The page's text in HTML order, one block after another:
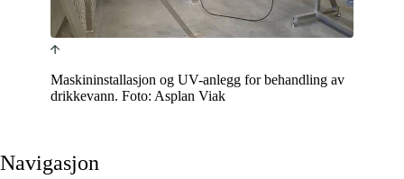
Maskininstallasjon og UV-anlegg for behandling av
drikkevann. Foto: Asplan Viak
Navigasjon